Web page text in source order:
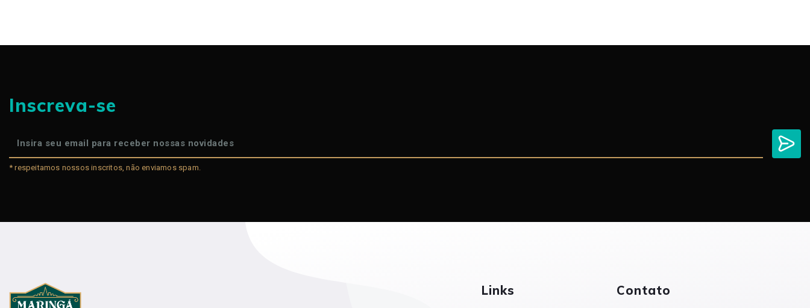
Inscreva-se
* respeitamos nossos inscritos, não enviamos spam.
Links Contato